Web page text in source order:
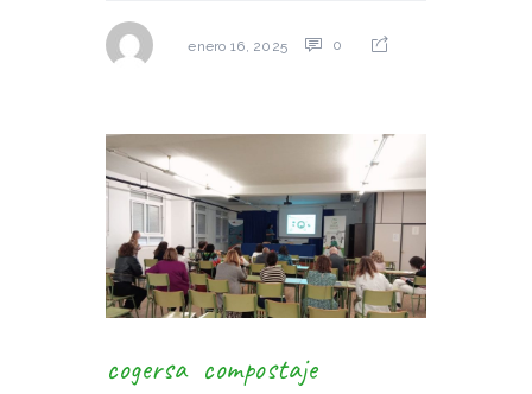
enero 16, 2025 0
cogersa compostaje